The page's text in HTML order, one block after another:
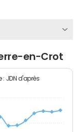
en-Crot
: JDN d'après